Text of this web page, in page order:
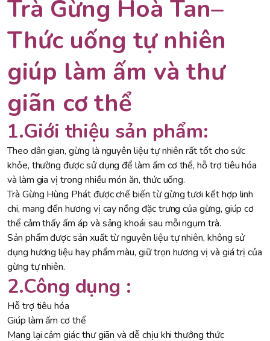
Trà Gừng Hoà Tan–
Thức uống tự nhiên
giúp làm ấm và thư
giãn cơ thể
1.Giới thiệu sản phẩm:
Theo dân gian, gừng là nguyên liệu tự nhiên rất tốt cho sức
khỏe, thường được sử dụng để làm ấm cơ thể, hỗ trợ tiêu hóa
và làm gia vị trong nhiều món ăn, thức uống.
Trà Gừng Hùng Phát được chế biến từ gừng tươi kết hợp linh
chi, mang đến hương vị cay nồng đặc trưng của gừng, giúp cơ
thể cảm thấy ấm áp và sảng khoái sau mỗi ngụm trà.
Sản phẩm được sản xuất từ nguyên liệu tự nhiên, không sử
dụng hương liệu hay phẩm màu, giữ trọn hương vị và giá trị của
gừng tự nhiên.
2.Công dụng :
Hỗ trợ tiêu hóa
Giúp làm ấm cơ thể
Mang lại cảm giác thư giãn và dễ chịu khi thưởng thức